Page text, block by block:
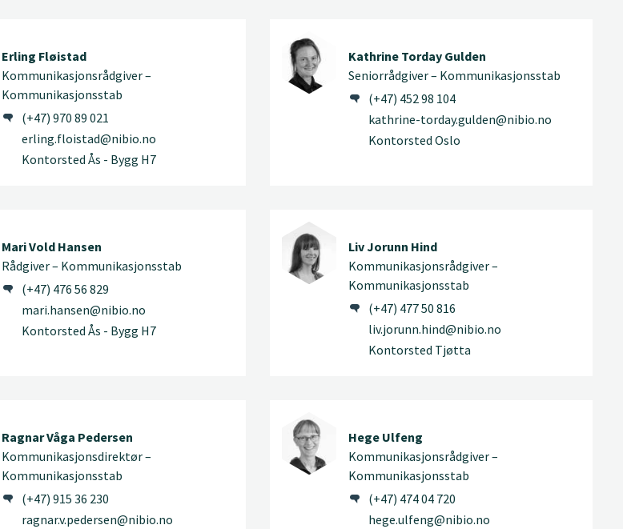
Erling Fløistad
Kommunikasjonsrådgiver –
Kommunikasjonsstab
(+47) 970 89 021
erling.floistad@nibio.no
Kontorsted Ås - Bygg H7
Kathrine Torday Gulden
Seniorrådgiver – Kommunikasjonsstab
(+47) 452 98 104
kathrine-torday.gulden@nibio.no
Kontorsted Oslo
Mari Vold Hansen
Rådgiver – Kommunikasjonsstab
(+47) 476 56 829
mari.hansen@nibio.no
Kontorsted Ås - Bygg H7
Liv Jorunn Hind
Kommunikasjonsrådgiver –
Kommunikasjonsstab
(+47) 477 50 816
liv.jorunn.hind@nibio.no
Kontorsted Tjøtta
Ragnar Våga Pedersen
Kommunikasjonsdirektør –
Kommunikasjonsstab
(+47) 915 36 230
ragnar.v.pedersen@nibio.no
Hege Ulfeng
Kommunikasjonsrådgiver –
Kommunikasjonsstab
(+47) 474 04 720
hege.ulfeng@nibio.no